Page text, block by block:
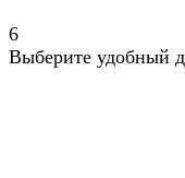
6
Выберите удобный